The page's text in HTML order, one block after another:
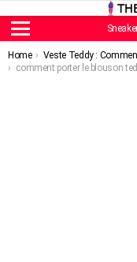
Menu
You are here:
Home
Veste Teddy :
comment porter le blouson